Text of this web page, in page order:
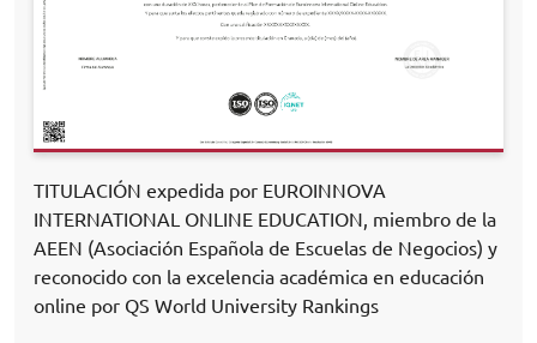
TITULACIÓN expedida por EUROINNOVA
INTERNATIONAL ONLINE EDUCATION, miembro de la
AEEN (Asociación Española de Escuelas de Negocios) y
reconocido con la excelencia académica en educación
online por QS World University Rankings